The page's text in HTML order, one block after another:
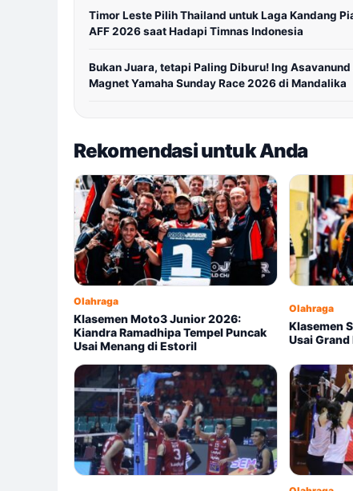
Timor Leste Pilih Thailand untuk Laga Kandang
AFF 2026 saat Hadapi Timnas Indonesia
Bukan Juara, tetapi Paling Diburu! Ing Asavanund
Magnet Yamaha Sunday Race 2026 di Mandalika
Rekomendasi untuk Anda
Olahraga
Klasemen Moto3 Junior 2026:
Kiandra Ramadhipa Tempel Puncak
Usai Menang di Estoril
Olahraga
Klasemen
Usai